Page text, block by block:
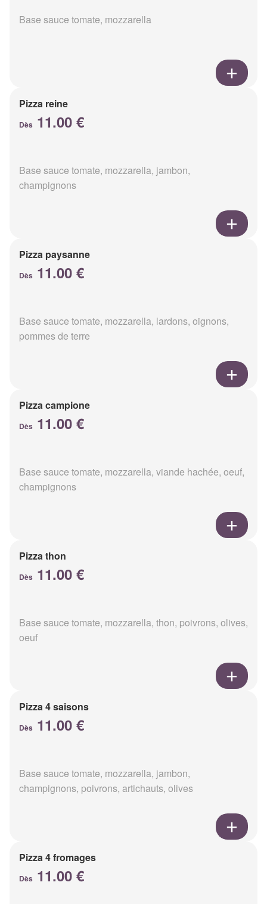
Base sauce tomate, mozzarella
Pizza reine
Dès 11.00 €
Base sauce tomate, mozzarella, jambon,
champignons
Pizza paysanne
Dès 11.00 €
Base sauce tomate, mozzarella, lardons, oignons,
pommes de terre
Pizza campione
Dès 11.00 €
Base sauce tomate, mozzarella, viande hachée, oeuf,
champignons
Pizza thon
Dès 11.00 €
Base sauce tomate, mozzarella, thon, poivrons, olives,
oeuf
Pizza 4 saisons
Dès 11.00 €
Base sauce tomate, mozzarella, jambon,
champignons, poivrons, artichauts, olives
Pizza 4 fromages
Dès 11.00 €